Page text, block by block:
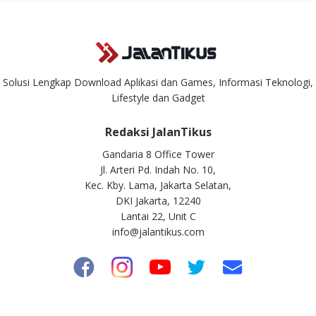
Solusi Lengkap Download Aplikasi dan Games, Informasi Teknologi,
Lifestyle dan Gadget
Redaksi JalanTikus
Gandaria 8 Office Tower
Jl. Arteri Pd. Indah No. 10,
Kec. Kby. Lama, Jakarta Selatan,
DKI Jakarta, 12240
Lantai 22, Unit C
info@jalantikus.com